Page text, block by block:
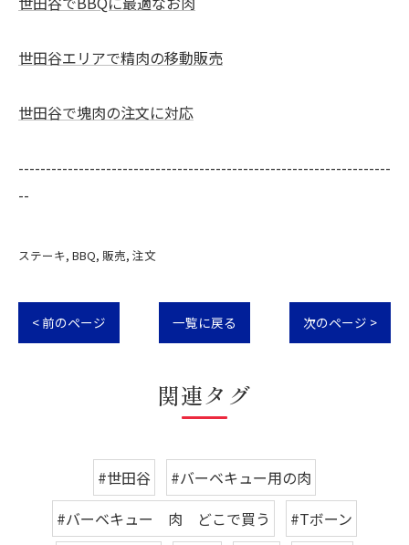
世田谷エリアで精肉の移動販売
世田谷で塊肉の注文に対応
--------------------------------------------------------------------
--
ステーキ BBQ 販売 注文
< 前のページ 一覧に戻る 次のページ >
関連タグ
#世田谷
#バーベキュー用の肉
#バーベキュー 肉 どこで買う
#Tボーン